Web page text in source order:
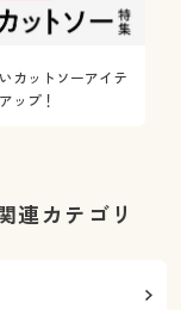
カットソーアイテ
ップ！
連カテゴリ